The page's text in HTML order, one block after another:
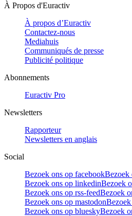
À Propos d'Euractiv
À propos d’Euractiv
Contactez-nous
Mediahuis
Communiqués de presse
Publicité politique
Abonnements
Euractiv Pro
Newsletters
Rapporteur
Newsletters en anglais
Social
Bezoek ons op facebookBezoek
Bezoek ons op linkedinBezoek
Bezoek ons op rss-feedBezoek
Bezoek ons op mastodon
Bezoek ons op blueskyBezoek